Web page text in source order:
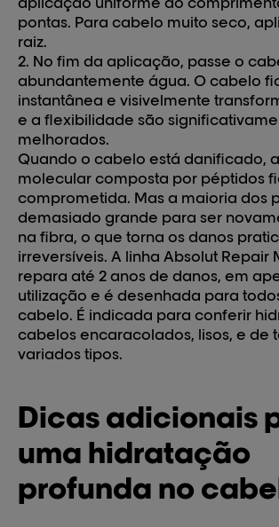
pontas. Para cabelo muito seco,
raiz.
2. No fim da aplicação, passe o
abundantemente água. O cabelo
instantânea e visivelmente
e a flexibilidade são
melhorados.
Quando o cabelo está danificado,
molecular composta por péptidos
comprometida. Mas a maioria dos
demasiado grande para ser
na fibra, o que torna os danos
irreversíveis. A linha Absolut Repair
repara até 2 anos de danos, em
utilização e é desenhada para
cabelo. É indicada para conferir
cabelos encaracolados, lisos, e de
variados tipos.
Dicas adicionais
uma hidratação
profunda no